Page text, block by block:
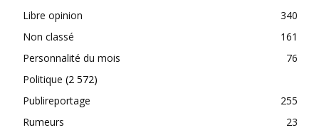
Libre opinion
340
Non classé
161
Personnalité du mois
76
Politique (2 572)
Publireportage
255
Rumeurs
23